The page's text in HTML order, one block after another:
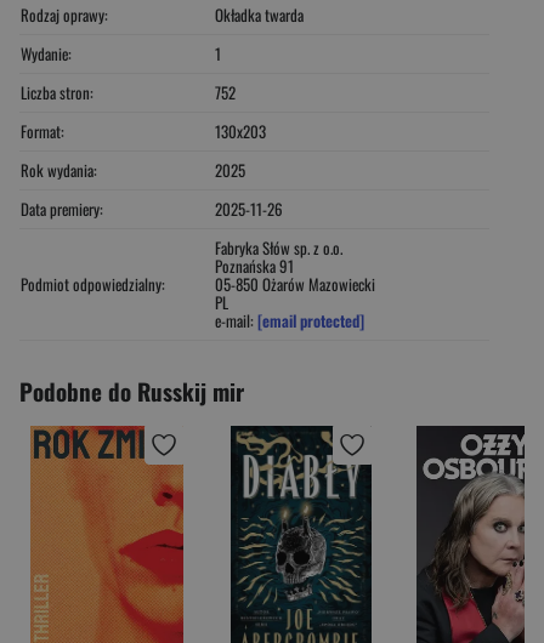
Rodzaj oprawy:
Okładka twarda
Wydanie:
1
Liczba stron:
752
Format:
130x203
Rok wydania:
2025
Data premiery:
2025-11-26
Podmiot odpowiedzialny:
Fabryka Słów sp. z o.o.
Poznańska 91
05-850 Ożarów Mazowiecki
PL
e-mail: [email protected]
Podobne do Russkij mir